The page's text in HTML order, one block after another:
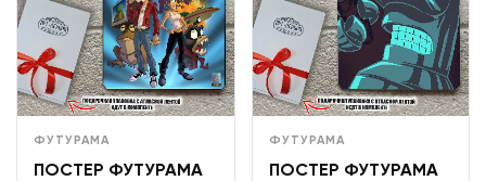
ФУТУРАМА
ПОСТЕР ФУТУРАМА
ФУТУРАМА
ПОСТЕР ФУТУРАМА